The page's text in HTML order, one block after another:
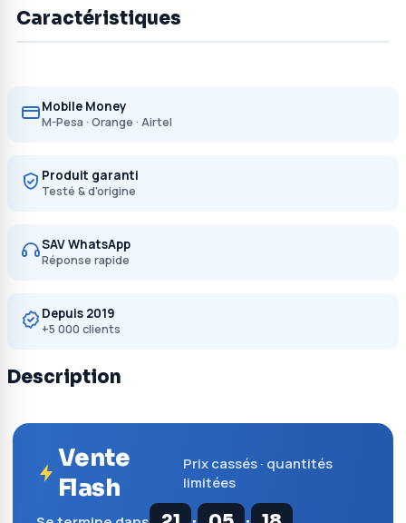
Caractéristiques
Mobile Money
M-Pesa · Orange · Airtel
Produit garanti
Testé & d'origine
SAV WhatsApp
Réponse rapide
Depuis 2019
+5 000 clients
Description
Vente
Flash
Prix cassés · quantités
limitées